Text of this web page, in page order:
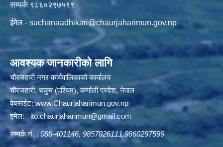
सम्पर्क ९८६०२९७५९९
ईमेल - suchanaadhikari@chaurjaharimun.gov.np
आवश्यक जानकारीको लागि
चौरजहारी नगर कार्यपालिकाको कार्यालय
चौरजहारी, रुकुम (पश्चिम), कर्णाली प्रदेश, नेपाल
वेबसाईट:www.Chaurjaharimun.gov.np
इमेल:ito.chaurjaharimun@gmail.com
सम्पर्क नं. : 088-401146, 9857826111,9860297599